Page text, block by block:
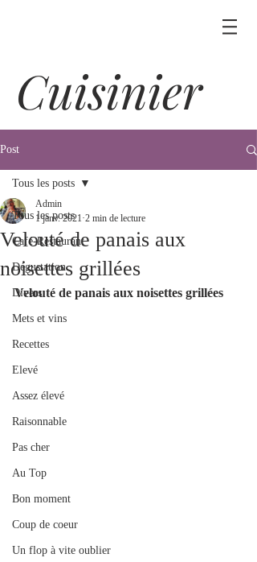
Cuisinier
Post
Tous les posts
Café-Restaurant
Dégustation
Divers
Mets et vins
Recettes
Elevé
Assez élevé
Raisonnable
Pas cher
Au Top
Bon moment
Coup de coeur
Un flop à vite oublier
Tous les posts
Velouté de panais aux
noisettes grillées
Admin
1 janv. 2021 2 min de lecture
Velouté de panais aux noisettes grillées